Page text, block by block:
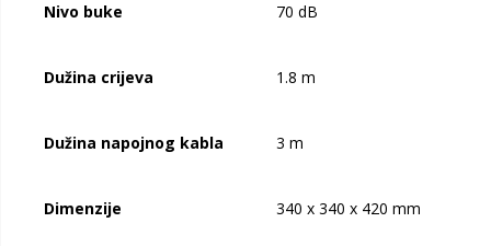
Nivo buke 70 dB
Dužina crijeva 1.8 m
Dužina napojnog kabla 3 m
Dimenzije 340 x 340 x 420 mm